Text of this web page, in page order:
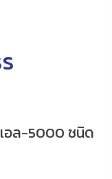
อล-5000 ชนิด